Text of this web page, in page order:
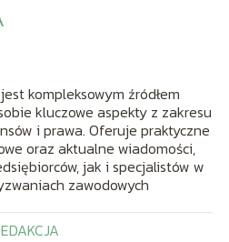
kompleksowym źródłem
kluczowe aspekty z zakresu
i prawa. Oferuje praktyczne
oraz aktualne wiadomości,
jak i specjalistów w
zawodowych